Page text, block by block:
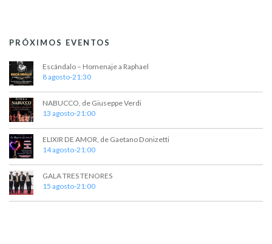
PRÓXIMOS EVENTOS
Escándalo – Homenaje a Raphael
8 agosto-21:30
NABUCCO, de Giuseppe Verdi
13 agosto-21:00
ELIXIR DE AMOR, de Gaetano Donizetti
14 agosto-21:00
GALA TRES TENORES
15 agosto-21:00